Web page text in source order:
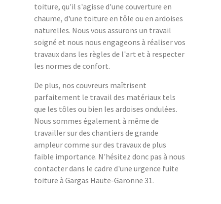
toiture, qu'il s'agisse d'une couverture en
chaume, d'une toiture en tôle ou en ardoises
naturelles. Nous vous assurons un travail
soigné et nous nous engageons à réaliser vos
travaux dans les règles de l'art et à respecter
les normes de confort.
De plus, nos couvreurs maîtrisent
parfaitement le travail des matériaux tels
que les tôles ou bien les ardoises ondulées.
Nous sommes également à même de
travailler sur des chantiers de grande
ampleur comme sur des travaux de plus
faible importance. N'hésitez donc pas à nous
contacter dans le cadre d'une urgence fuite
toiture à Gargas Haute-Garonne 31.